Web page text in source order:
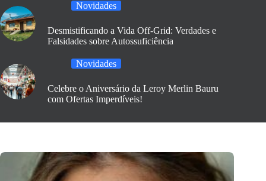
Novidades
Desmistificando a Vida Off-Grid: Verdades e
Falsidades sobre Autossuficiência
Novidades
Celebre o Aniversário da Leroy Merlin Bauru
com Ofertas Imperdíveis!